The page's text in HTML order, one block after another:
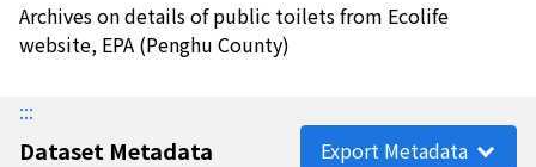
Archives on details of public toilets from Ecolife
website, EPA (Penghu County)
:::
Dataset Metadata Export Metadata